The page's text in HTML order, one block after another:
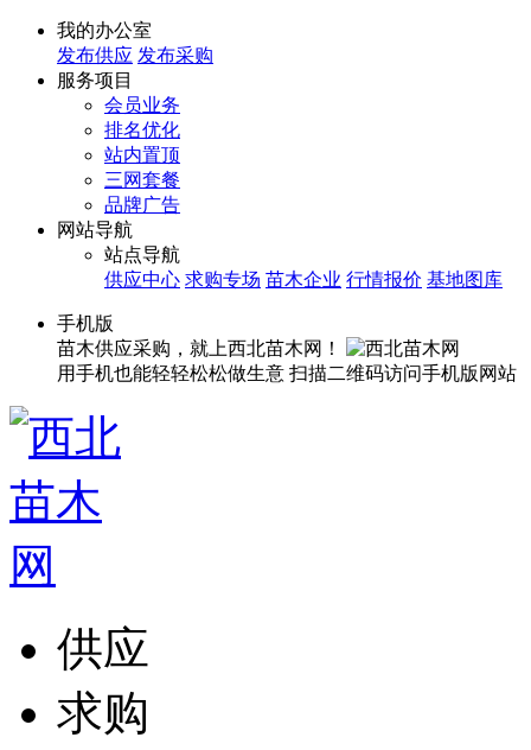
我的办公室
发布供应 发布采购
服务项目
会员业务
排名优化
站内置顶
三网套餐
品牌广告
网站导航
站点导航
供应中心 求购专场 苗木企业 行情报价 基地图库
手机版
苗木供应采购，就上西北苗木网！
用手机也能轻轻松松做生意 扫描二维码访问手机版网站
供应
求购